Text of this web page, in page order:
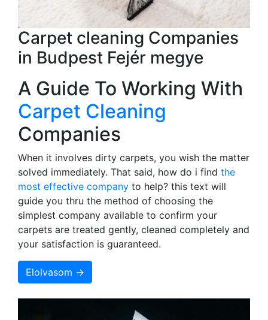
Carpet cleaning Companies
in Budpest Fejér megye
A Guide To Working With
Carpet Cleaning
Companies
When it involves dirty carpets, you wish the matter
solved immediately. That said, how do i find the
most effective company to help? this text will
guide you thru the method of choosing the
simplest company available to confirm your
carpets are treated gently, cleaned completely and
your satisfaction is guaranteed.
Elolvasom →